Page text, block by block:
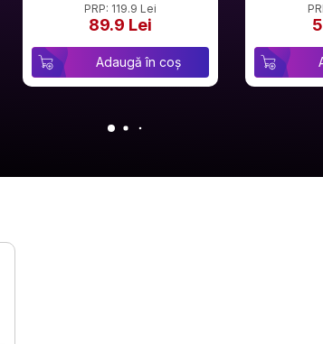
PRP: 119.9 Lei
89.9 Lei
Adaugă în coș